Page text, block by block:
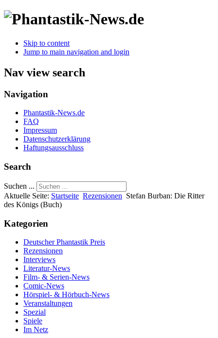
Skip to content
Jump to main navigation and login
Nav view search
Navigation
Phantastik-News.de
FAQ
Impressum
Datenschutzerklärung
Haftungsausschluss
Search
Suchen ...
Aktuelle Seite: Startseite Rezensionen Stefan Burban: Die Ritter
des Königs (Buch)
Kategorien
Deutscher Phantastik Preis
Rezensionen
Interviews
Literatur-News
Film- & Serien-News
Comic-News
Hörspiel- & Hörbuch-News
Veranstaltungen
Spezial
Spiele
Im Netz